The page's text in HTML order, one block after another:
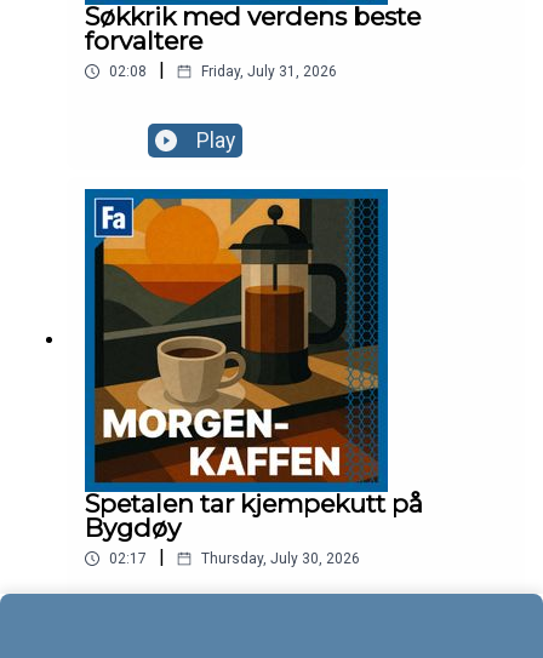
Søkkrik med verdens beste
forvaltere
02:08 Friday, July 31, 2026
Play
Spetalen tar kjempekutt på
Bygdøy
02:17 Thursday, July 30, 2026